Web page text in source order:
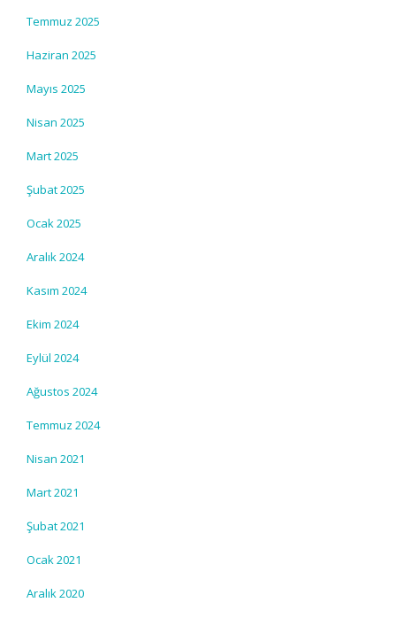
Temmuz 2025
Haziran 2025
Mayıs 2025
Nisan 2025
Mart 2025
Şubat 2025
Ocak 2025
Aralık 2024
Kasım 2024
Ekim 2024
Eylül 2024
Ağustos 2024
Temmuz 2024
Nisan 2021
Mart 2021
Şubat 2021
Ocak 2021
Aralık 2020